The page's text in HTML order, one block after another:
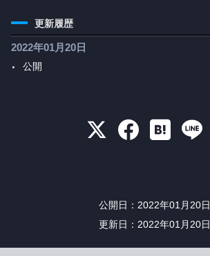
更新履歴
2022年01月20日
公開
   
公開日
2022年01月20日
更新日
2022年01月20日